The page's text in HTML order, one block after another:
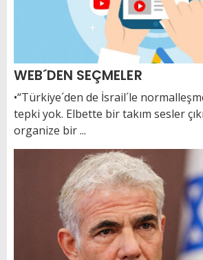
WEB´DEN SEÇMELER
•“Türkiye´den de İsrail´le
tepki yok. Elbette bir takım sesler
organize bir ...